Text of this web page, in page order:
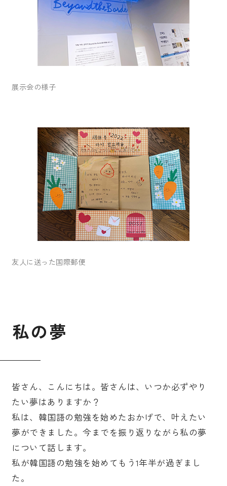
展示会の様子
友人に送った国際郵便
私の夢
皆さん、こんにちは。皆さんは、いつか必ずやり
たい夢はありますか？
私は、韓国語の勉強を始めたおかげで、叶えたい
夢ができました。今までを振り返りながら私の夢
について話します。
私が韓国語の勉強を始めてもう1年半が過ぎまし
た。